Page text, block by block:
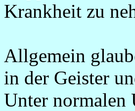
Krankheit zu
Allgemein
in der Geister
Unter normalen